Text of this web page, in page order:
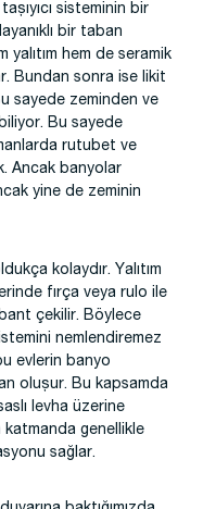
sisteminin bir
bir taban
yalıtım hem de seramik
Bundan sonra ise likit
sayede zeminden ve
Bu sayede
rutubet ve
Ancak banyolar
yine de zeminin
kolaydır. Yalıtım
fırça veya rulo ile
çekilir. Böylece
nemlendiremez
evlerin banyo
oluşur. Bu kapsamda
levha üzerine
katmanda genellikle
sağlar.